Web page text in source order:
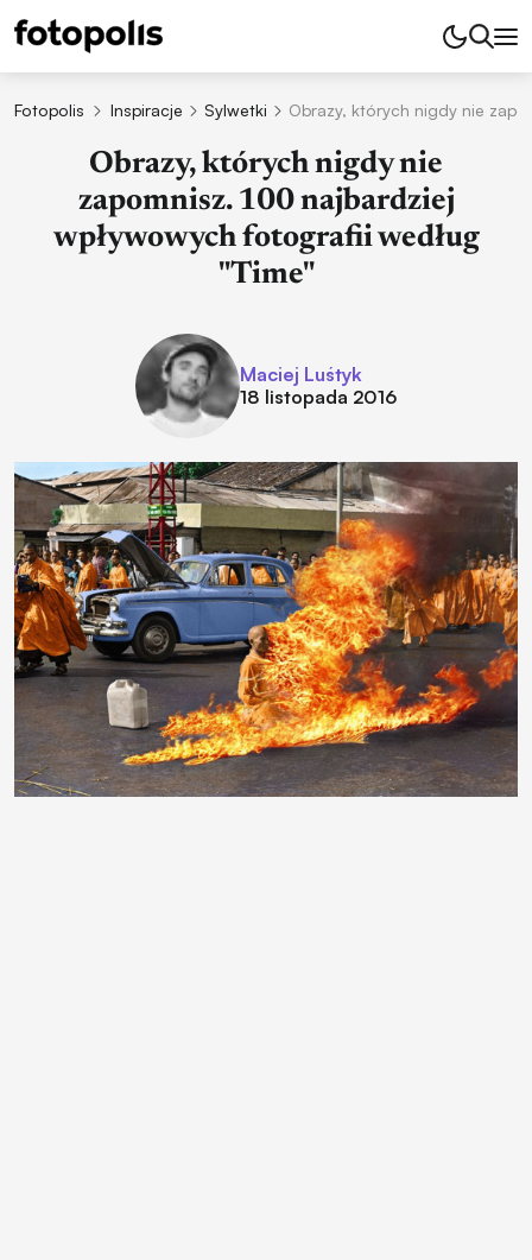
Fotopolis Inspiracje Sylwetki Obrazy, których nigdy nie
Obrazy, których nigdy nie
zapomnisz. 100 najbardziej
wpływowych fotografii według
"Time"
Maciej Luśtyk
18 listopada 2016